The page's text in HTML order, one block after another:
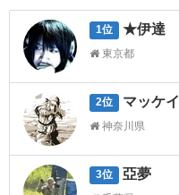
1位 ★伊達
東京都
2位 マッケイ
神奈川県
3位 亞夢